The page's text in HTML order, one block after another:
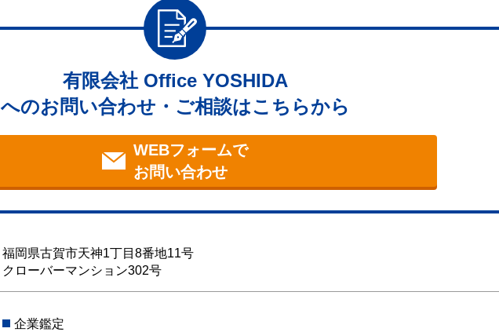
有限会社 Office YOSHIDA
へのお問い合わせ・ご相談はこちらから
WEBフォームで
お問い合わせ
福岡県古賀市天神1丁目8番地11号
クローバーマンション302号
企業鑑定